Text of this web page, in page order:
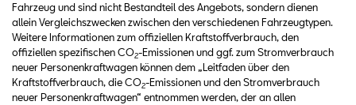
Fahrzeug und sind nicht Bestandteil des Angebots, sondern dienen
allein Vergleichszwecken zwischen den verschiedenen Fahrzeugtypen.
Weitere Informationen zum offiziellen Kraftstoffverbrauch, den
offiziellen spezifischen CO2-Emissionen und ggf. zum Stromverbrauch
neuer Personenkraftwagen können dem „Leitfaden über den
Kraftstoffverbrauch, die CO2-Emissionen und den Stromverbrauch
neuer Personenkraftwagen“ entnommen werden, der an allen